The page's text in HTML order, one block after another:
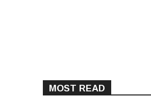
MOST READ